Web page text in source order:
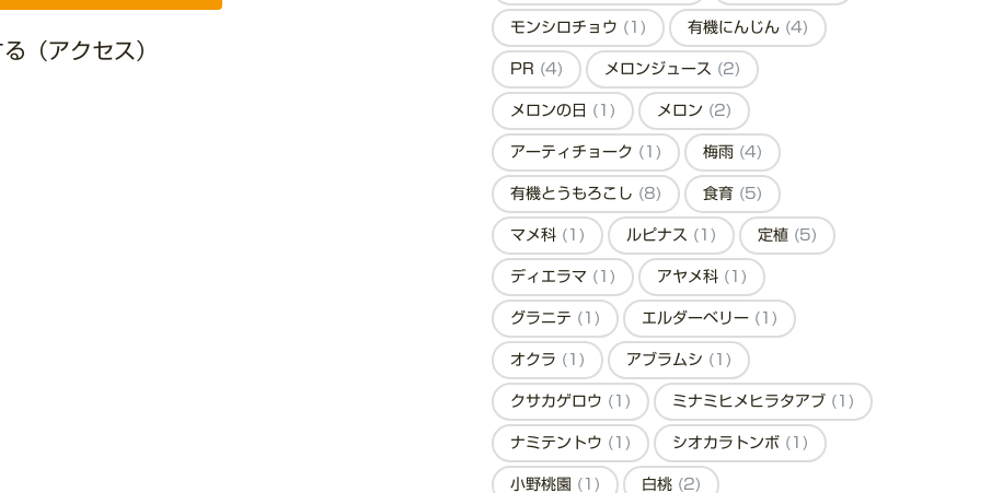
（アクセス）
モンシロチョウ (1) 有機にんじん (4)
PR (4) メロンジュース (2)
メロンの日 (1) メロン (2)
アーティチョーク (1) 梅雨 (4)
有機とうもろこし (8) 食育 (5)
マメ科 (1) ルピナス (1) 定植 (5)
ディエラマ (1) アヤメ科 (1)
グラニテ (1) エルダーベリー (1)
オクラ (1) アブラムシ (1)
クサカゲロウ (1) ミナミヒメヒラタアブ (1)
ナミテントウ (1) シオカラトンボ (1)
小野桃園 (1) 白桃 (2)